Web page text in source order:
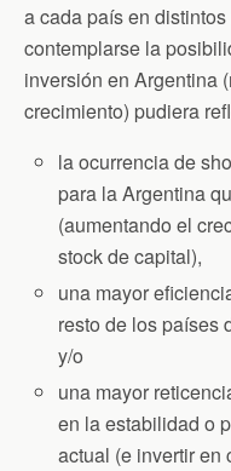
a cada país en
contemplarse la
inversión en Argentina
crecimiento) pudiera
la ocurrencia de
para la Argentina
(aumentando el
stock de capital),
una mayor
resto de los países
y/o
una mayor
en la estabilidad o
actual (e invertir